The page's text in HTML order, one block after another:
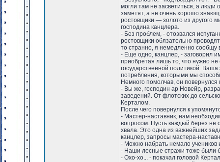
могли там не засветиться, а
заметят, а не очень хорошо
ростовщики — золото из другого
господина канцлера.
- Без проблем, - отозвался
ростовщики обязательно
то странно, я немедленно сообщу
- Еще одно, канцлер, - заговорил
приобретая лишь то, что нужно
государственной политикой.
потребления, которыми мы
Немного помолчав, он повернулся
- Вы же, господин ар Новейр,
заведений. От флотских до
Керталом.
После чего повернулся к
- Мастер-наставник, нам
вопросом. Пусть каждый берез не
хвала. Это одна из важнейших
канцлер, запросы мастера-
- Можно набрать немало учеников
- Наши лесные стражи тоже были
- Охо-хо... - покачал головой